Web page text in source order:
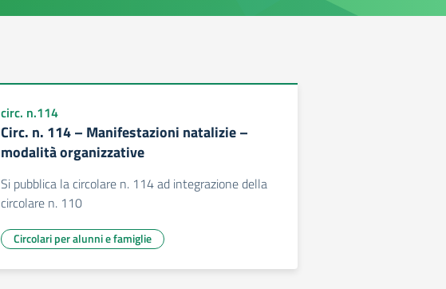
circ. n.114
Circ. n. 114 – Manifestazioni natalizie –
modalità organizzative
Si pubblica la circolare n. 114 ad integrazione della
circolare n. 110
Circolari per alunni e famiglie